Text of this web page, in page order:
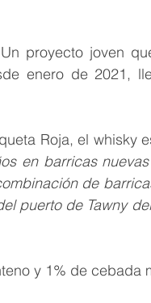
proyecto joven
enero de 2021,
Roja, el whisky
en barricas
de
puerto de Tawny